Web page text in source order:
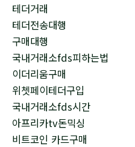
테더거래
테더전송대행
구매대행
국내거래소fds피하는법
이더리움구매
위쳇페이테더구입
국내거래소fds시간
아프리카tv돈믹싱
비트코인 카드구매